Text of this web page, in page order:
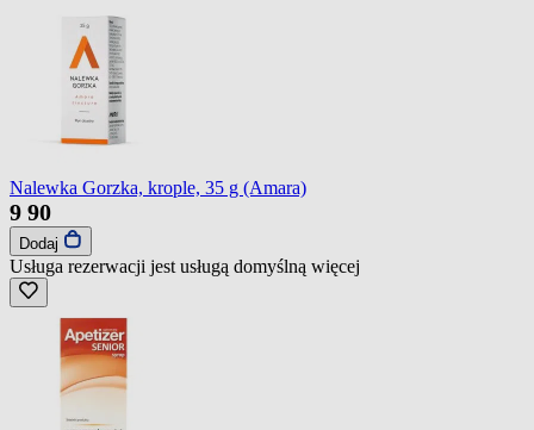
Nalewka Gorzka, krople, 35 g (Amara)
9 90
Dodaj
Usługa rezerwacji jest usługą domyślną więcej